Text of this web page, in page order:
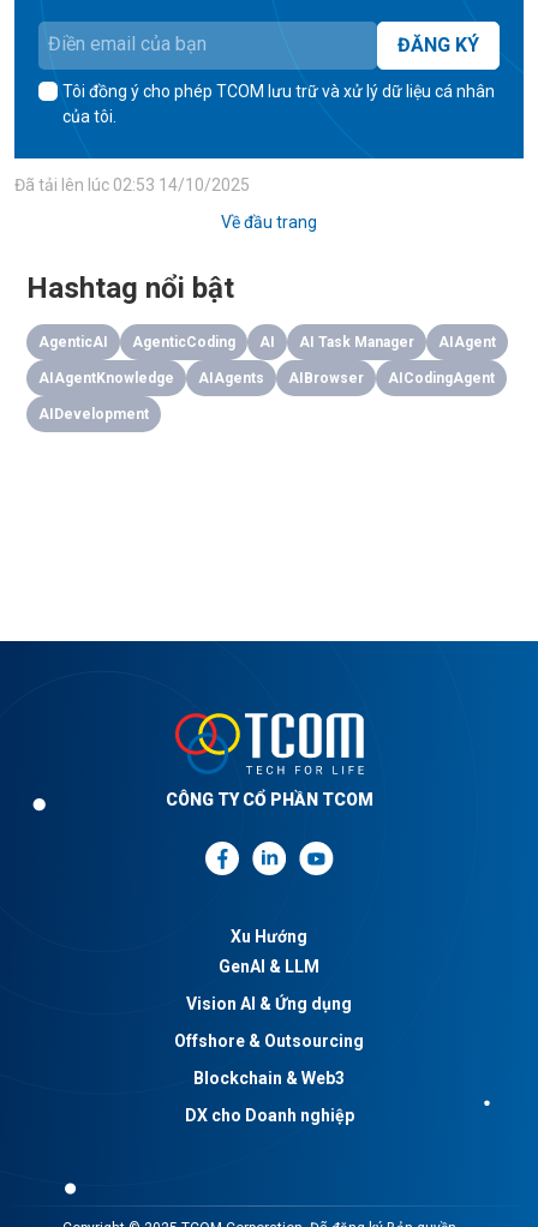
ĐĂNG KÝ
Tôi đồng ý cho phép TCOM lưu trữ và xử lý dữ liệu cá nhân
của tôi.
Đã tải lên lúc 02:53 14/10/2025
Về đầu trang
Hashtag nổi bật
AgenticAI AgenticCoding AI AI Task Manager AIAgent
AIAgentKnowledge AIAgents AIBrowser AICodingAgent
AIDevelopment
CÔNG TY CỔ PHẦN TCOM
Xu Hướng
GenAI & LLM
Vision AI & Ứng dụng
Offshore & Outsourcing
Blockchain & Web3
DX cho Doanh nghiệp